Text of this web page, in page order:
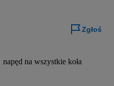
Zgłoś
napęd na wszystkie koła